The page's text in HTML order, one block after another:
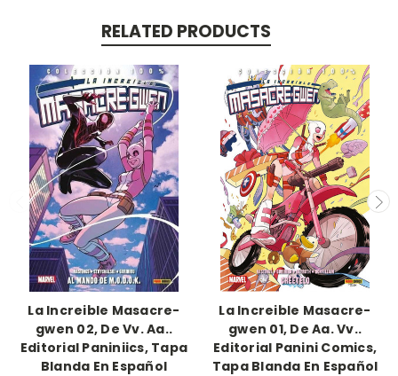
RELATED PRODUCTS
La Increible Masacre-
gwen 02, De Vv. Aa..
Editorial Paniniics, Tapa
Blanda En Español
La Increible Masacre-
gwen 01, De Aa. Vv..
Editorial Panini Comics,
Tapa Blanda En Español